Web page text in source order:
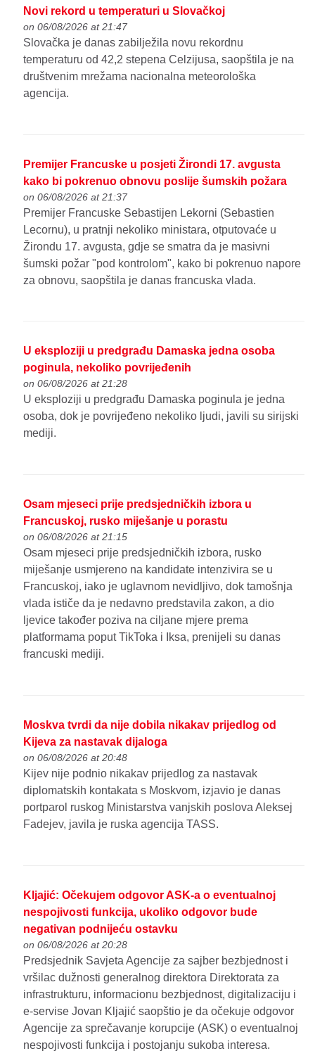
Novi rekord u temperaturi u Slovačkoj
on 06/08/2026 at 21:47
Slovačka je danas zabilježila novu rekordnu
temperaturu od 42,2 stepena Celzijusa, saopštila je na
društvenim mrežama nacionalna meteorološka
agencija.
Premijer Francuske u posjeti Žirondi 17. avgusta
kako bi pokrenuo obnovu poslije šumskih požara
on 06/08/2026 at 21:37
Premijer Francuske Sebastijen Lekorni (Sebastien
Lecornu), u pratnji nekoliko ministara, otputovaće u
Žirondu 17. avgusta, gdje se smatra da je masivni
šumski požar "pod kontrolom", kako bi pokrenuo napore
za obnovu, saopštila je danas francuska vlada.
U eksploziji u predgrađu Damaska jedna osoba
poginula, nekoliko povrijeđenih
on 06/08/2026 at 21:28
U eksploziji u predgrađu Damaska poginula je jedna
osoba, dok je povrijeđeno nekoliko ljudi, javili su sirijski
mediji.
Osam mjeseci prije predsjedničkih izbora u
Francuskoj, rusko miješanje u porastu
on 06/08/2026 at 21:15
Osam mjeseci prije predsjedničkih izbora, rusko
miješanje usmjereno na kandidate intenzivira se u
Francuskoj, iako je uglavnom nevidljivo, dok tamošnja
vlada ističe da je nedavno predstavila zakon, a dio
ljevice također poziva na ciljane mjere prema
platformama poput TikToka i Iksa, prenijeli su danas
francuski mediji.
Moskva tvrdi da nije dobila nikakav prijedlog od
Kijeva za nastavak dijaloga
on 06/08/2026 at 20:48
Kijev nije podnio nikakav prijedlog za nastavak
diplomatskih kontakata s Moskvom, izjavio je danas
portparol ruskog Ministarstva vanjskih poslova Aleksej
Fadejev, javila je ruska agencija TASS.
Kljajić: Očekujem odgovor ASK-a o eventualnoj
nespojivosti funkcija, ukoliko odgovor bude
negativan podnijeću ostavku
on 06/08/2026 at 20:28
Predsjednik Savjeta Agencije za sajber bezbjednost i
vršilac dužnosti generalnog direktora Direktorata za
infrastrukturu, informacionu bezbjednost, digitalizaciju i
e-servise Jovan Kljajić saopštio je da očekuje odgovor
Agencije za sprečavanje korupcije (ASK) o eventualnoj
nespojivosti funkcija i postojanju sukoba interesa.